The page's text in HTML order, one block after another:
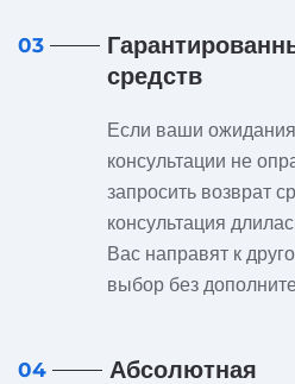
03
средств
Если ваши
консультации не
запросить возврат
консультация
Вас направят к
выбор без
04
Абсолютная